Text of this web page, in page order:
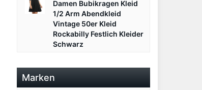
Damen Bubikragen Kleid
1/2 Arm Abendkleid
Vintage 50er Kleid
Rockabilly Festlich Kleider
Schwarz
Marken